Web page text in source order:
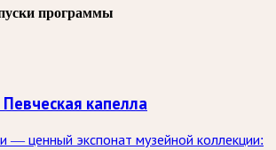
программы
капелла
— ценный экспонат музейной коллекции: